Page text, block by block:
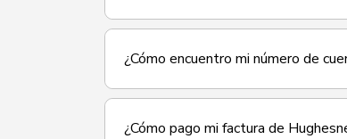
¿Cómo encuentro mi número de
¿Cómo pago mi factura de